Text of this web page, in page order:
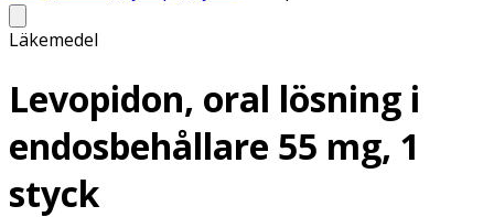
Läkemedel
Levopidon, oral lösning i
endosbehållare 55 mg, 1
styck